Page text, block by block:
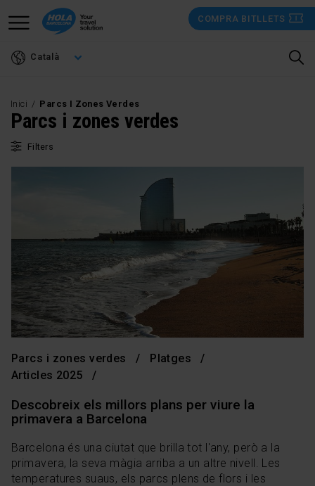
COMPRA BITLLETS
Català
Inici Parcs I Zones Verdes
Parcs i zones verdes
Filters
Parcs i zones verdes
Platges
Articles 2025
Descobreix els millors plans per viure la
primavera a Barcelona
Barcelona és una ciutat que brilla tot l'any, però a la
primavera, la seva màgia arriba a un altre nivell. Les
temperatures suaus, els parcs plens de flors i les